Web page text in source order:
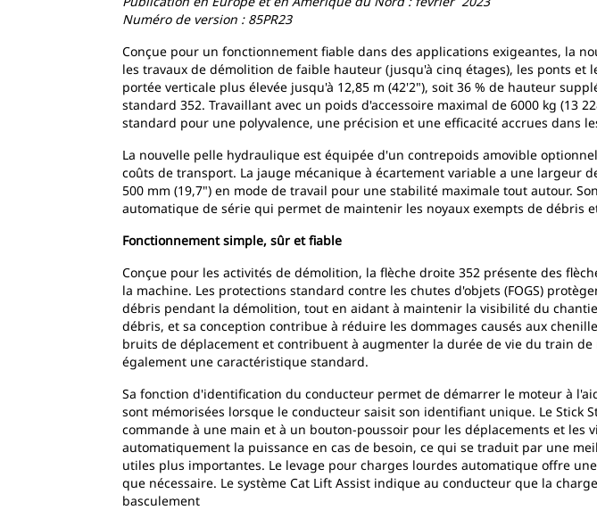
Numéro de version : 85PR23
Conçue pour un fonctionnement fiable dans des applications exigeantes, la
les travaux de démolition de faible hauteur (jusqu'à cinq étages), les ponts
portée verticale plus élevée jusqu'à 12,85 m (42'2"), soit 36 % de hauteur
standard 352. Travaillant avec un poids d'accessoire maximal de 6000 kg (13
standard pour une polyvalence, une précision et une efficacité accrues dans
La nouvelle pelle hydraulique est équipée d'un contrepoids amovible
coûts de transport. La jauge mécanique à écartement variable a une largeur
500 mm (19,7") en mode de travail pour une stabilité maximale tout autour.
automatique de série qui permet de maintenir les noyaux exempts de débris
Fonctionnement simple, sûr et fiable
Conçue pour les activités de démolition, la flèche droite 352 présente des
la machine. Les protections standard contre les chutes d'objets (FOGS)
débris pendant la démolition, tout en aidant à maintenir la visibilité du
débris, et sa conception contribue à réduire les dommages causés aux
bruits de déplacement et contribuent à augmenter la durée de vie du train
également une caractéristique standard.
Sa fonction d'identification du conducteur permet de démarrer le moteur à
sont mémorisées lorsque le conducteur saisit son identifiant unique. Le
commande à une main et à un bouton-poussoir pour les déplacements et les
automatiquement la puissance en cas de besoin, ce qui se traduit par une
utiles plus importantes. Le levage pour charges lourdes automatique offre
que nécessaire. Le système Cat Lift Assist indique au conducteur que la
basculement